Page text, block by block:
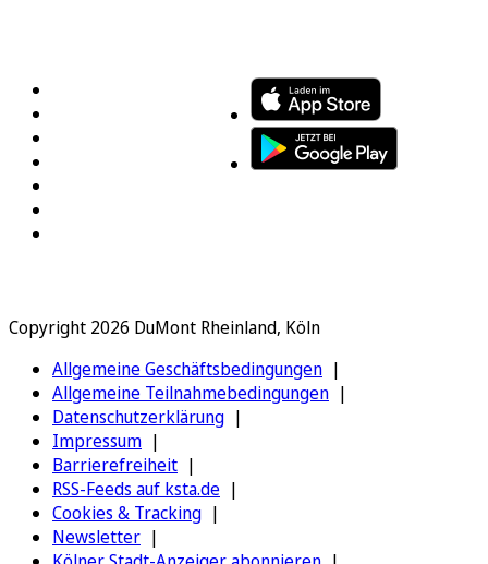
Copyright 2026 DuMont Rheinland, Köln
Allgemeine Geschäftsbedingungen
Allgemeine Teilnahmebedingungen
Datenschutzerklärung
Impressum
Barrierefreiheit
RSS-Feeds auf ksta.de
Cookies & Tracking
Newsletter